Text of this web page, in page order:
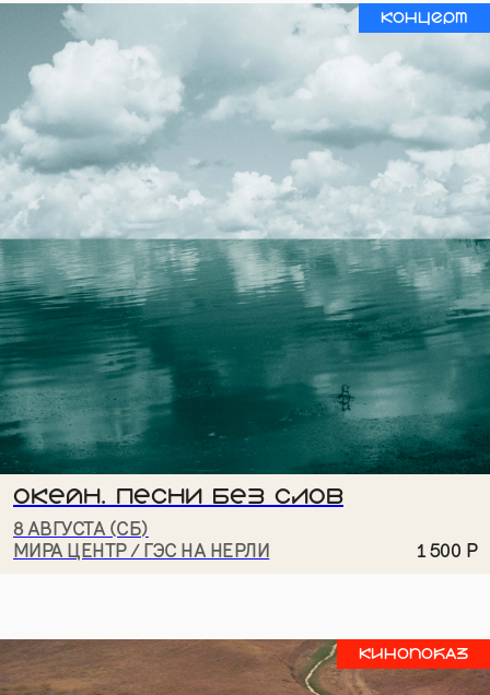
Концерт
ОКЕАН. ПЕСНИ БЕЗ СЛОВ
8 АВГУСТА (СБ)
МИРА ЦЕНТР / ГЭС НА НЕРЛИ
1 500 Р
Кинопоказ
ПОДПИШИТЕСЬ НА РАССЫЛКУ, ЧТОБЫ
БЫТЬ В КУРСЕ ВСЕХ СОБЫТИЙ
Даю согласие на рассылку
Даюсогласие на обработку персональных данных
для рассылки
Ознакомлен и согласен с
конфиденциальности
ТЕЛЕГРАМ КАРТА «ДРУГ МИРА»
+7 999 806-15-91